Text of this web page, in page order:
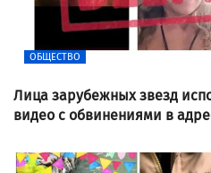
ОБЩЕСТВО
Лица зарубежных звезд
видео с обвинениями в